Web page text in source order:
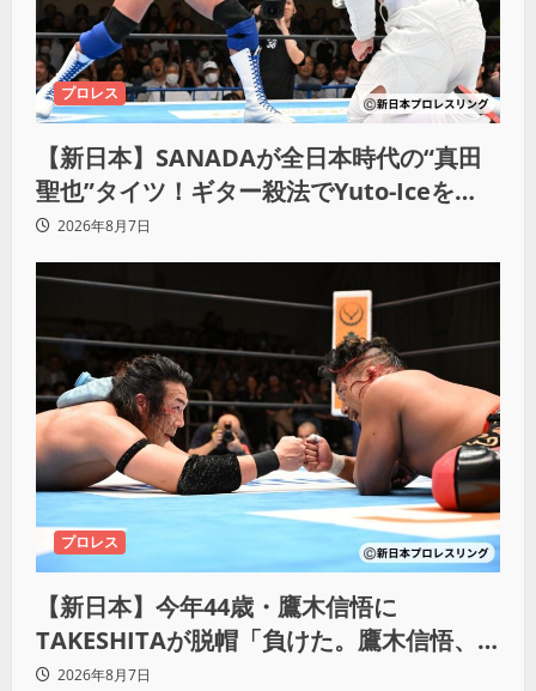
プロレス
【新日本】SANADAが全日本時代の“真田
聖也”タイツ！ギター殺法でYuto-Iceを
KO「俺と闘う時は考えろ。感じるな」
2026年8月7日
プロレス
【新日本】今年44歳・鷹木信悟に
TAKESHITAが脱帽「負けた。鷹木信悟、
強いわ！」
2026年8月7日